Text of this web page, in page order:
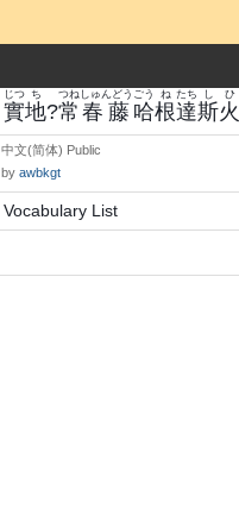
實
じつ
地
ち
?常
つね
春藤
しゅんどう
哈
ごう
根
ね
達
たち
斯
し
火
ひ
中文(简体) Public
by awbkgt
Vocabulary List